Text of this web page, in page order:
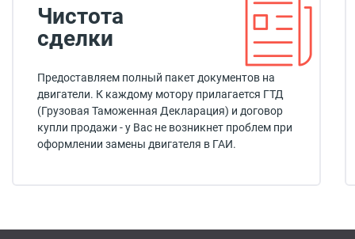
Чистота
сделки
Предоставляем полный пакет документов на
двигатели. К каждому мотору прилагается ГТД
(Грузовая Таможенная Декларация) и договор
купли продажи - у Вас не возникнет проблем при
оформлении замены двигателя в ГАИ.